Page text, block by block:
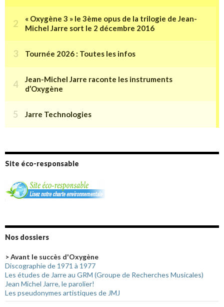
Site éco-responsable
Nos dossiers
> Avant le succès d'Oxygène
Discographie de 1971 à 1977
Les études de Jarre au GRM (Groupe de Recherches Musicales)
Jean Michel Jarre, le parolier!
Les pseudonymes artistiques de JMJ